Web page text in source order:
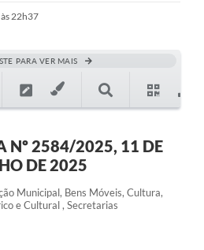
22h37
PARA VER MAIS
Nº 2584/2025, 11 DE
DE 2025
Municipal, Bens Móveis, Cultura,
e Cultural , Secretarias